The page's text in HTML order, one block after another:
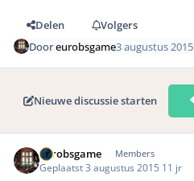
Delen
Volgers
Dooreurobsgame3 augustus 2015
Nieuwe discussie starten
eurobsgame Members
Geplaatst 3 augustus 2015 11 jr